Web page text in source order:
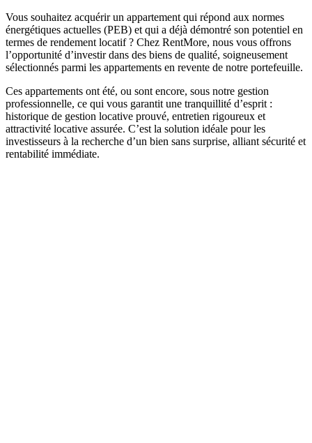
Vous souhaitez acquérir un appartement qui répond aux normes
énergétiques actuelles (PEB) et qui a déjà démontré son potentiel en
termes de rendement locatif ? Chez RentMore, nous vous offrons
l’opportunité d’investir dans des biens de qualité, soigneusement
sélectionnés parmi les appartements en revente de notre portefeuille.
Ces appartements ont été, ou sont encore, sous notre gestion
professionnelle, ce qui vous garantit une tranquillité d’esprit :
historique de gestion locative prouvé, entretien rigoureux et
attractivité locative assurée. C’est la solution idéale pour les
investisseurs à la recherche d’un bien sans surprise, alliant sécurité et
rentabilité immédiate.